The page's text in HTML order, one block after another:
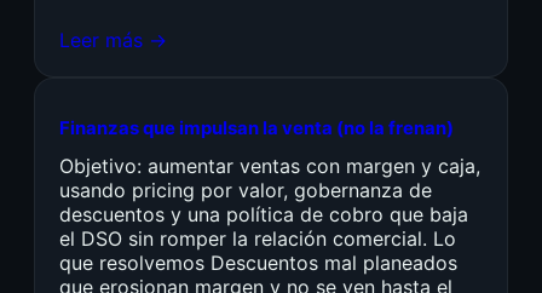
Leer más →
Finanzas que impulsan la venta (no la frenan)
Objetivo: aumentar ventas con margen y caja,
usando pricing por valor, gobernanza de
descuentos y una política de cobro que baja
el DSO sin romper la relación comercial. Lo
que resolvemos Descuentos mal planeados
que erosionan margen y no se ven hasta el